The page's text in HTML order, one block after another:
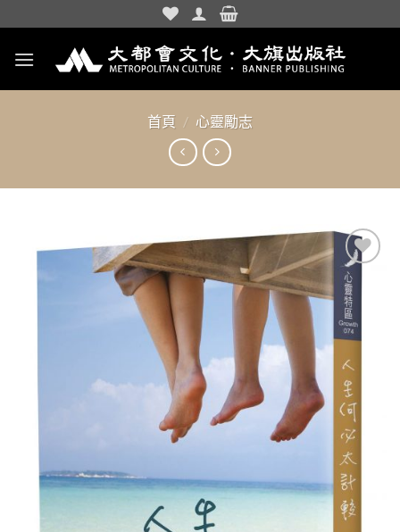
to
content
首頁 / 心靈勵志
加入
「願
望清
單」